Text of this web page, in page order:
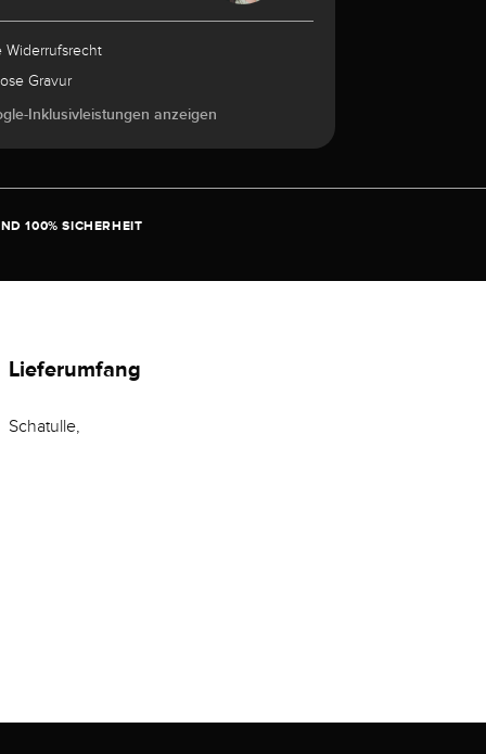
Widerrufsrecht
Gravur
Inklusivleistungen anzeigen
100% SICHERHEIT
Lieferumfang
Schatulle,